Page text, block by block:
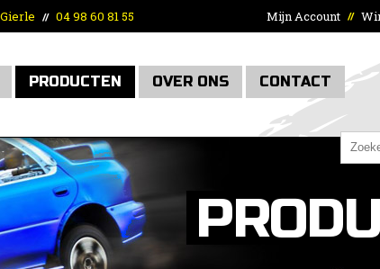
// 04 98 60 81 55 Mijn Account //
PRODUCTEN OVER ONS CONTACT